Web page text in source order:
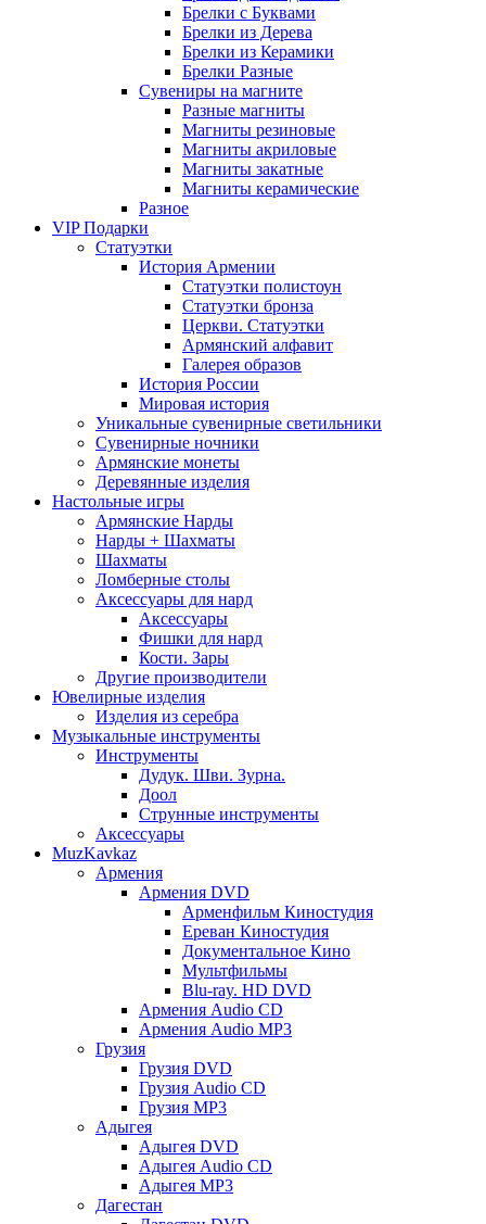
Брелки с Буквами
Брелки из Дерева
Брелки из Керамики
Брелки Разные
Сувениры на магните
Разные магниты
Магниты резиновые
Магниты акриловые
Магниты закатные
Магниты керамические
Разное
VIP Подарки
Статуэтки
История Армении
Статуэтки полистоун
Статуэтки бронза
Церкви. Статуэтки
Армянский алфавит
Галерея образов
История России
Мировая история
Уникальные сувенирные светильники
Сувенирные ночники
Армянские монеты
Деревянные изделия
Настольные игры
Армянские Нарды
Нарды + Шахматы
Шахматы
Ломберные столы
Аксессуары для нард
Аксессуары
Фишки для нард
Кости. Зары
Другие производители
Ювелирные изделия
Изделия из серебра
Музыкальные инструменты
Инструменты
Дудук. Шви. Зурна.
Доол
Струнные инструменты
Аксессуары
MuzKavkaz
Армения
Армения DVD
Арменфильм Киностудия
Ереван Киностудия
Документальное Кино
Мультфильмы
Blu-ray. HD DVD
Армения Audio CD
Армения Audio MP3
Грузия
Грузия DVD
Грузия Audio CD
Грузия MP3
Адыгея
Адыгея DVD
Адыгея Audio CD
Адыгея MP3
Дагестан